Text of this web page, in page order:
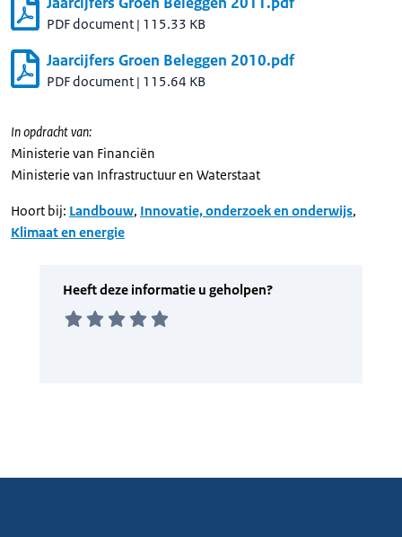
PDF document | 115.33 KB
Jaarcijfers Groen Beleggen 2010.pdf
PDF document | 115.64 KB
In opdracht van:
Ministerie van Financiën
Ministerie van Infrastructuur en Waterstaat
Hoort bij: Landbouw, Innovatie, onderzoek en onderwijs,
Klimaat en energie